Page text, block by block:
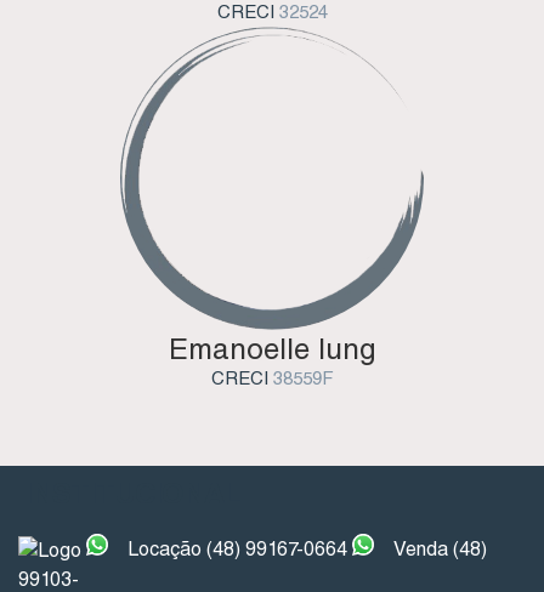
CRECI 32524
Emanoelle Iung
CRECI 38559F
Locação (48) 99167-0664
Venda (48)
99103-